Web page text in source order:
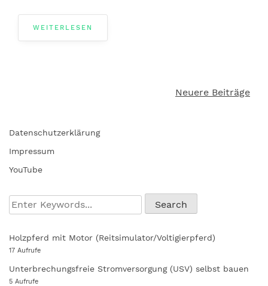
WEITERLESEN
Neuere Beiträge
Datenschutzerklärung
Impressum
YouTube
Holzpferd mit Motor (Reitsimulator/Voltigierpferd)
17 Aufrufe
Unterbrechungsfreie Stromversorgung (USV) selbst bauen
5 Aufrufe